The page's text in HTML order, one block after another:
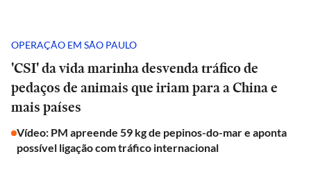
OPERAÇÃO EM SÃO PAULO
'CSI' da vida marinha desvenda tráfico de
pedaços de animais que iriam para a China e
mais países
Vídeo: PM apreende 59 kg de pepinos-do-mar e aponta
possível ligação com tráfico internacional